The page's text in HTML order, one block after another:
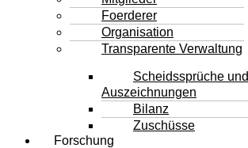
Foerderer
Organisation
Transparente Verwaltung
Scheidssprüche und
Auszeichnungen
Bilanz
Zuschüsse
Forschung